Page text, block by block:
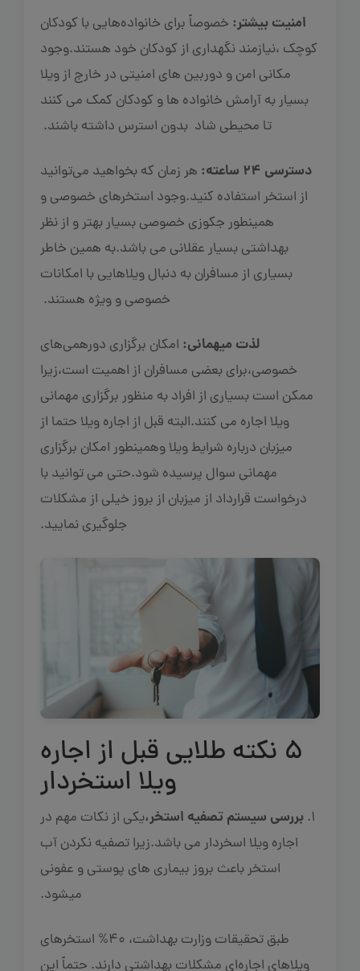
امنیت بیشتر: خصوصاً برای خانواده‌هایی با کودکان
کوچک ،نیازمند نگهداری از کودکان خود هستند.وجود
مکانی امن و دوربین های امنیتی در خارج از ویلا
بسیار به آرامش خانواده ها و کودکان کمک می کنند
تا محیطی شاد بدون استرس داشته باشند.
دسترسی 24 ساعته:
هر زمان که بخواهید می‌توانید
از استخر استفاده کنید.وجود استخرهای خصوصی و
همینطور جکوزی خصوصی بسیار بهتر و از نظر
بهداشتی بسیار عقلانی می باشد.به همین خاطر
بسیاری از مسافران به دنبال ویلاهایی با امکانات
خصوصی و ویژه هستند.
لذت میهمانی: امکان برگزاری دورهمی‌های
خصوصی،برای بعضی مسافران از اهمیت است،زیرا
ممکن است بسیاری از افراد به منظور برگزاری مهمانی
ویلا اجاره می کنند.البته قبل از اجاره ویلا حتما از
میزبان درباره شرایط ویلا وهمینطور امکان برگزاری
مهمانی سوال پرسیده شود.حتی می توانید با
درخواست قرارداد از میزبان از بروز خیلی از مشکلات
جلوگیری نمایید.
5 نکته طلایی قبل از اجاره
ویلا استخردار
1. بررسی سیستم تصفیه استخر،یکی از نکات مهم در
اجاره ویلا اسخردار می باشد.زیرا تصفیه نکردن آب
استخر باعث بروز بیماری های پوستی و عفونی
میشود.
طبق تحقیقات وزارت بهداشت، 40% استخرهای
ویلاهای اجاره‌ای مشکلات بهداشتی دارند. حتماً این